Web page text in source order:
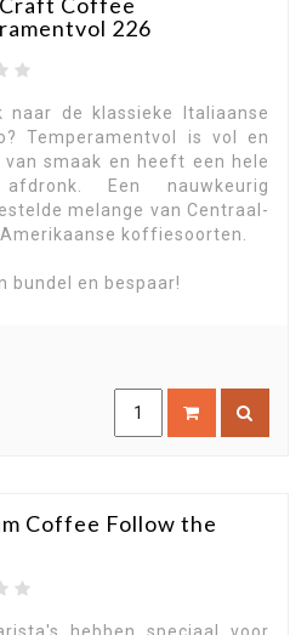
226
naar de klassieke Italiaanse
Temperamentvol is vol en
van smaak en heeft een hele
Een nauwkeurig
melange van Centraal-
koffiesoorten.
bundel en bespaar!
Coffee Follow the